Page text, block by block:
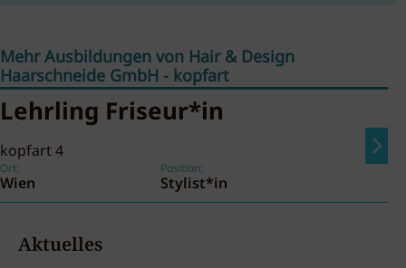
Mehr Ausbildungen von Hair & Design
Haarschneide GmbH - kopfart
Lehrling Friseur*in
kopfart 4
Ort:
Wien
Position:
Stylist*in
Aktuelles